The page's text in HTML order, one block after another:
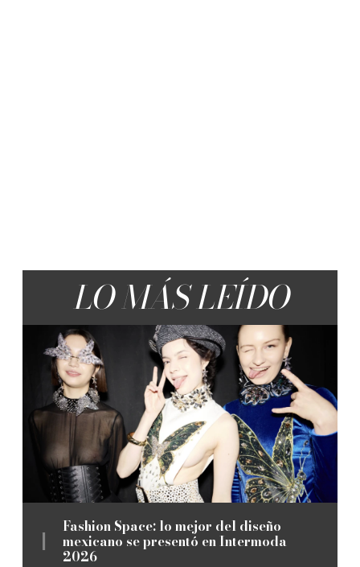
LO MÁS LEÍDO
Fashion Space: lo mejor del diseño
mexicano se presentó en Intermoda
2026